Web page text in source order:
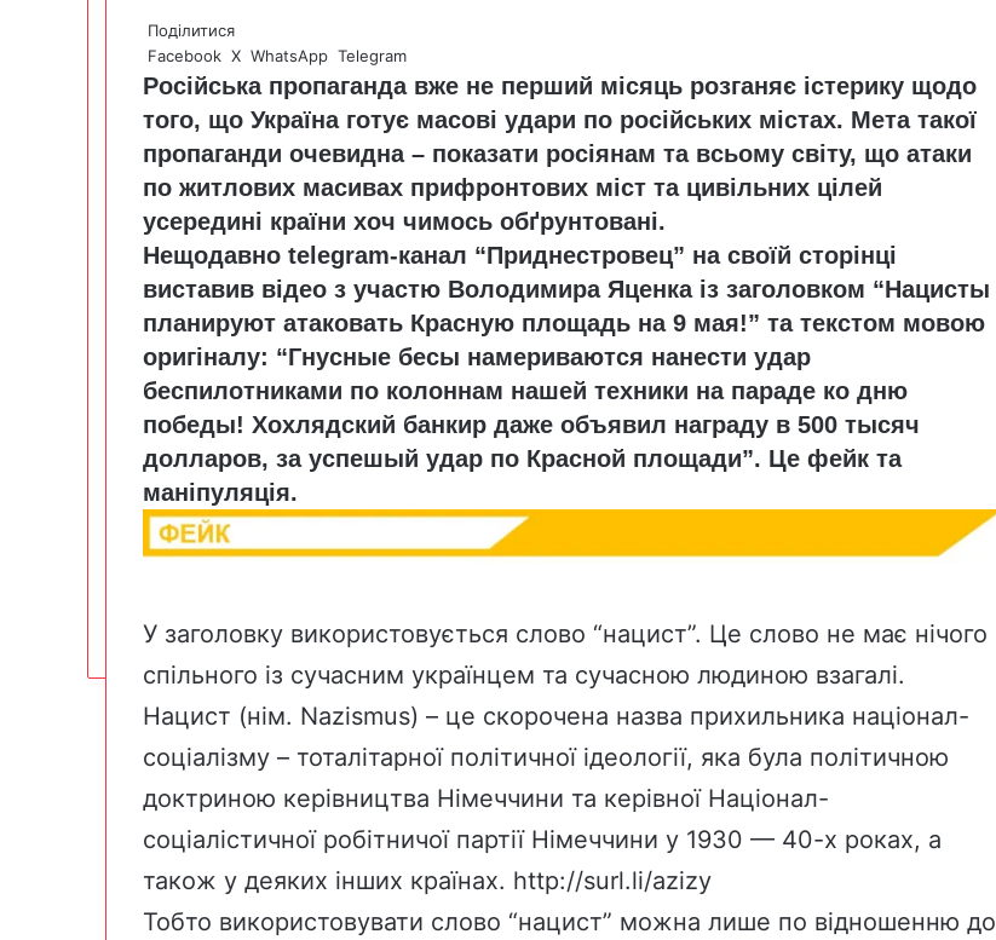
Поділитися
Facebook X WhatsApp Telegram
Російська пропаганда вже не перший місяць розганяє істерику щодо
того, що Україна готує масові удари по російських містах. Мета такої
пропаганди очевидна – показати росіянам та всьому світу, що атаки
по житлових масивах прифронтових міст та цивільних цілей
усередині країни хоч чимось обґрунтовані.
Нещодавно telegram-канал “Приднестровец” на своїй сторінці
виставив відео з участю Володимира Яценка із заголовком “Нацисты
планируют атаковать Красную площадь на 9 мая!” та текстом мовою
оригіналу: “Гнусные бесы намериваются нанести удар
беспилотниками по колоннам нашей техники на параде ко дню
победы! Хохлядский банкир даже объявил награду в 500 тысяч
долларов, за успешый удар по Красной площади”. Це фейк та
маніпуляція.
У заголовку використовується слово “нацист”. Це слово не має нічого
спільного із сучасним українцем та сучасною людиною взагалі.
Нацист (нім. Nazismus) – це скорочена назва прихильника націонал-
соціалізму – тоталітарної політичної ідеології, яка була політичною
доктриною керівництва Німеччини та керівної Націонал-
соціалістичної робітничої партії Німеччини у 1930 — 40-х роках, а
також у деяких інших країнах. http://surl.li/azizy
Тобто використовувати слово “нацист” можна лише по відношенню до